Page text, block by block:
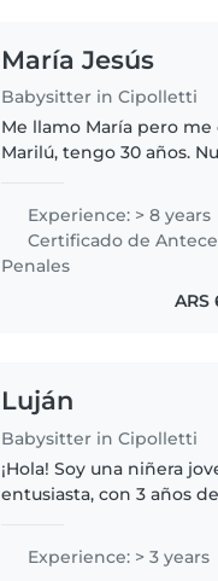
María Jesús
Babysitter in Cipolletti
Me llamo María pero me
Marilú, tengo 30 años.
locas para crear y
predisposición para
historias más fantásticas..
Experience: > 8 years
Certificado de
Penales
ARS
Luján
Babysitter in Cipolletti
¡Hola! Soy una niñera
entusiasta, con 3 años
edad de preescolar y
Me encanta dibujar, jugar
Experience: > 3 years